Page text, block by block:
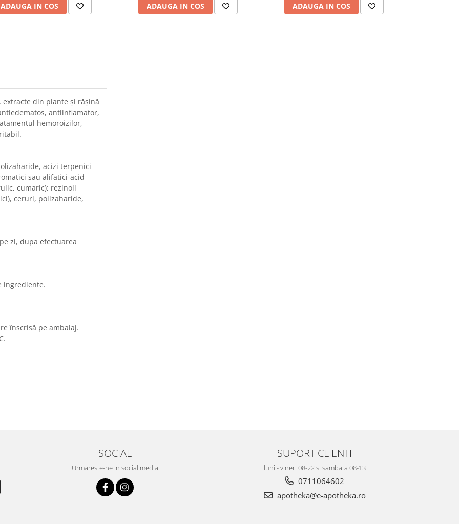
ADAUGA IN COS ADAUGA IN COS ADAUGA IN COS
din plante și rășină
antiinflamator,
hemoroizilor,
acizi terpenici
sau alifatici-acid
cumaric); rezinoli
ceruri, polizaharide,
zi, dupa efectuarea
ingrediente.
înscrisă pe ambalaj.
SOCIAL
Urmareste-ne in social media
SUPORT CLIENTI
luni - vineri 08-22 si sambata 08-13
0711064602
apotheka@e-apotheka.ro